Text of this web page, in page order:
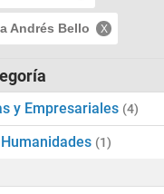
Andrés Bello
y Empresariales (4)
(1)